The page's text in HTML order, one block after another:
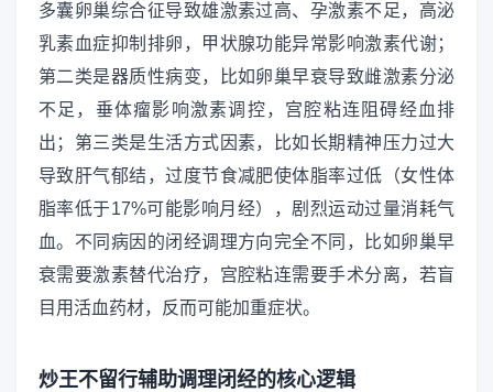
多囊卵巢综合征导致雄激素过高、孕激素不足，高泌
乳素血症抑制排卵，甲状腺功能异常影响激素代谢；
第二类是器质性病变，比如卵巢早衰导致雌激素分泌
不足，垂体瘤影响激素调控，宫腔粘连阻碍经血排
出；第三类是生活方式因素，比如长期精神压力过大
导致肝气郁结，过度节食减肥使体脂率过低（女性体
脂率低于17%可能影响月经），剧烈运动过量消耗气
血。不同病因的闭经调理方向完全不同，比如卵巢早
衰需要激素替代治疗，宫腔粘连需要手术分离，若盲
目用活血药材，反而可能加重症状。
炒王不留行辅助调理闭经的核心逻辑